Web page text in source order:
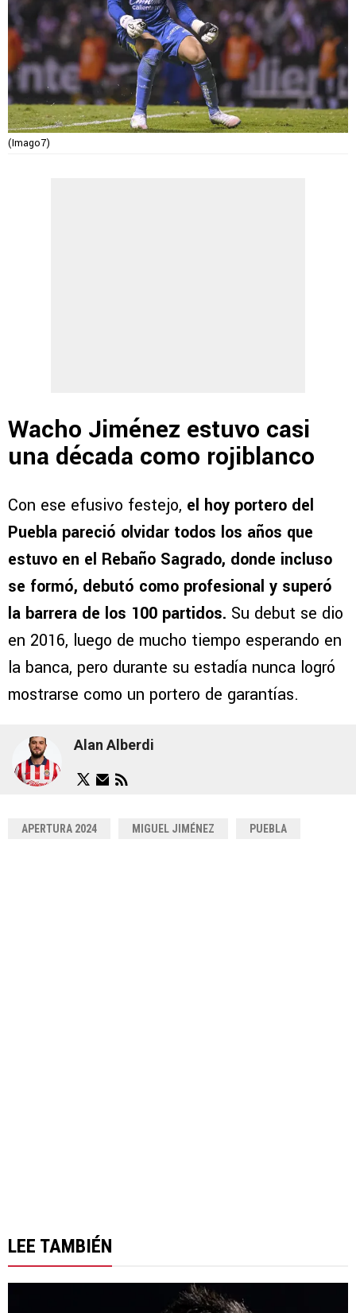
(Imago7)
Wacho Jiménez estuvo casi
una década como rojiblanco
Con ese efusivo festejo, el hoy portero del
Puebla pareció olvidar todos los años que
estuvo en el Rebaño Sagrado, donde incluso
se formó, debutó como profesional y superó
la barrera de los 100 partidos. Su debut se dio
en 2016, luego de mucho tiempo esperando en
la banca, pero durante su estadía nunca logró
mostrarse como un portero de garantías.
Alan Alberdi
APERTURA 2024 MIGUEL JIMÉNEZ PUEBLA
LEE TAMBIÉN